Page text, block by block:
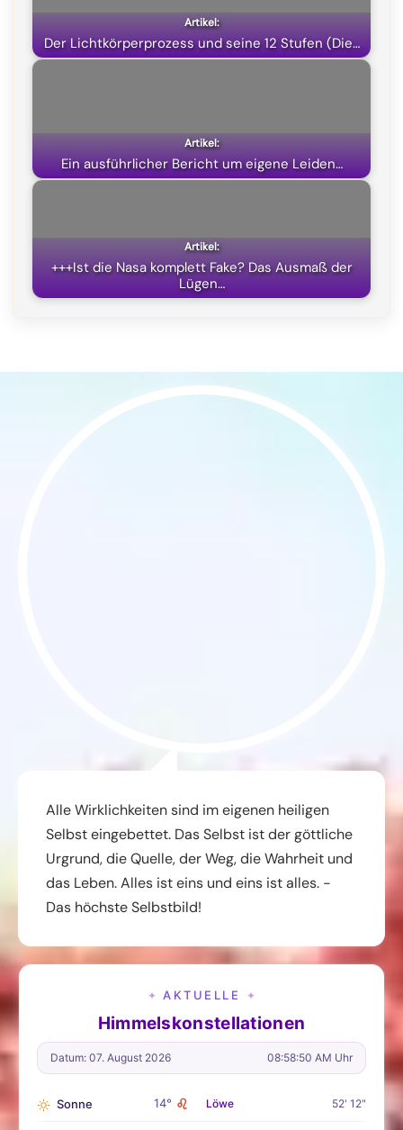
o
k
a
m
p
p
t
e
Der Lichtkörperprozess und seine 12 Stufen (Die…
Ein ausführlicher Bericht um eigene Leiden…
+++Ist die Nasa komplett Fake? Das Ausmaß der
Lügen…
Alle Wirklichkeiten sind im eigenen heiligen
Selbst eingebettet. Das Selbst ist der göttliche
Urgrund, die Quelle, der Weg, die Wahrheit und
das Leben. Alles ist eins und eins ist alles. -
Das höchste Selbstbild!
✦ AKTUELLE ✦
Himmelskonstellationen
Datum: 07. August 2026 08:58:51 AM Uhr
Sonne 14° ♌ Löwe 52' 12"